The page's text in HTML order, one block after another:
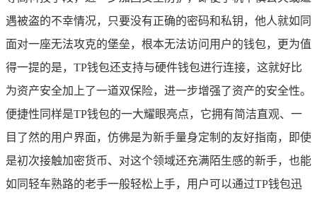
遇被盗的不幸情况，只要没有正确的密码和私钥，他人就如同
面对一座无法攻克的堡垒，根本无法访问用户的钱包，更为值
得一提的是，TP钱包还支持与硬件钱包进行连接，这就好比
为资产安全加上了一道双保险，进一步增强了资产的安全性。
便捷性同样是TP钱包的一大耀眼亮点，它拥有简洁直观、一
目了然的用户界面，仿佛是为新手量身定制的友好指南，即使
是初次接触加密货币、对这个领域还充满陌生感的新手，也能
如同轻车熟路的老手一般轻松上手，用户可以通过TP钱包迅